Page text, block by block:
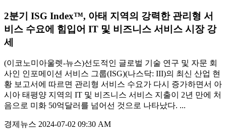
2분기 ISG Index™, 아태 지역의 강력한 관리형 서
비스 수요에 힘입어 IT 및 비즈니스 서비스 시장 강
세
(이코노미아울렛-뉴스)선도적인 글로벌 기술 연구 및 자문 회
사인 인포메이션 서비스 그룹(ISG)(나스닥: III)의 최신 산업 현
황 보고서에 따르면 관리형 서비스 수요가 다시 증가하면서 아
시아 태평양 지역의 IT 및 비즈니스 서비스 지출이 2년 만에 처
음으로 미화 50억달러를 넘어선 것으로 나타났다. ...
경제뉴스 2024-07-02 09:30 AM